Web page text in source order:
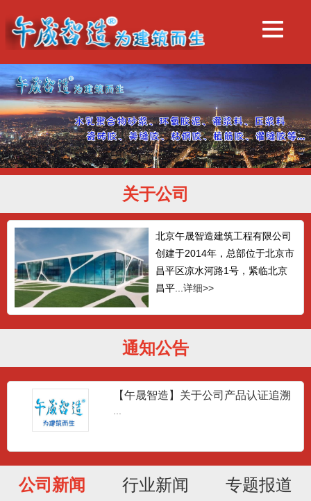
关于公司
北京午晟智造建筑工程有限公司
创建于2014年，总部位于北京市
昌平区凉水河路1号，紧临北京
昌平... 详细>>
通知公告
【午晟智造】关于公司产品认证追溯
...
公司新闻 行业新闻 专题报道
高强聚合物砂浆
...
抢修砂浆
套筒灌浆料
...
套筒灌浆料
...